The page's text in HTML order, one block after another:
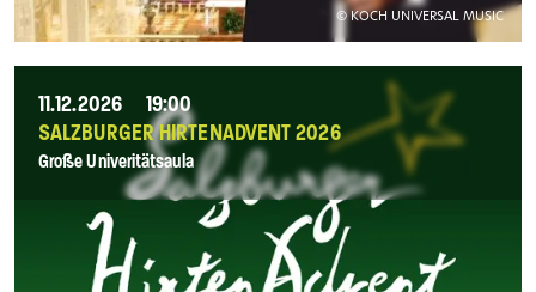
© KOCH UNIVERSAL MUSIC
11.12.2026
19:00
SALZBURGER HIRTENADVENT 2026
Große Univeritätsaula